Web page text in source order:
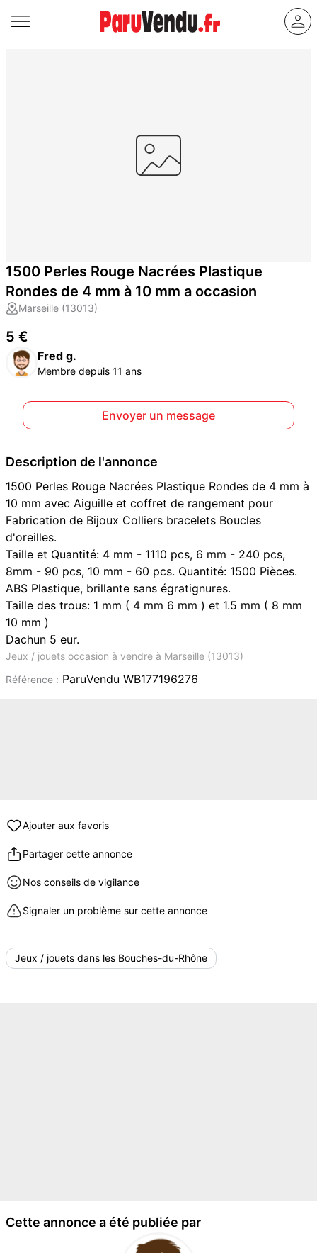
1500 Perles Rouge Nacrées Plastique
Rondes de 4 mm à 10 mm a occasion
Marseille (13013)
5 €
Fred g.
Membre depuis 11 ans
Envoyer un message
Description de l'annonce
1500 Perles Rouge Nacrées Plastique Rondes de 4 mm à
10 mm avec Aiguille et coffret de rangement pour
Fabrication de Bijoux Colliers bracelets Boucles
d'oreilles.
Taille et Quantité: 4 mm - 1110 pcs, 6 mm - 240 pcs,
8mm - 90 pcs, 10 mm - 60 pcs. Quantité: 1500 Pièces.
ABS Plastique, brillante sans égratignures.
Taille des trous: 1 mm ( 4 mm 6 mm ) et 1.5 mm ( 8 mm
10 mm )
Dachun 5 eur.
Jeux / jouets occasion à vendre à Marseille (13013)
Référence : ParuVendu WB177196276
Ajouter aux favoris
Partager cette annonce
Nos conseils de vigilance
Signaler un problème sur cette annonce
Jeux / jouets dans les Bouches-du-Rhône
Cette annonce a été publiée par